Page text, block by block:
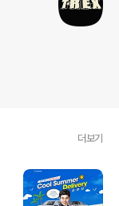
더보기